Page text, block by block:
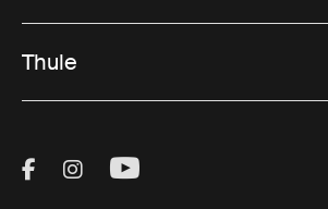
Thule
Visit Thule on Facebook
Visit Thule on Instagram
Visit Thule on